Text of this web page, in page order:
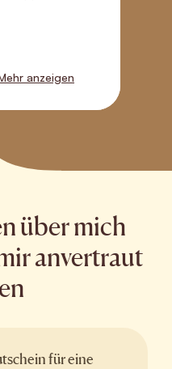
anzeigen
über mich
anvertraut
für eine